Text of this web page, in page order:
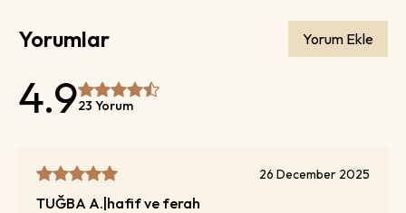
Yorumlar Yorum Ekle
4.923 Yorum
26 December 2025
TUĞBA A. hafif ve ferah